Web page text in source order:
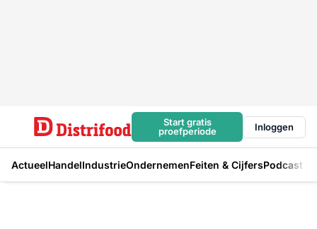
Start gratis
proefperiode
Inloggen
ActueelHandelIndustrieOndernemenFeiten & CijfersPodcast